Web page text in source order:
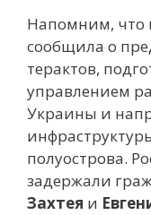
Напомним, что
сообщила о
терактов,
управлением
Украины и
полуострова.
задержали
Захтея и